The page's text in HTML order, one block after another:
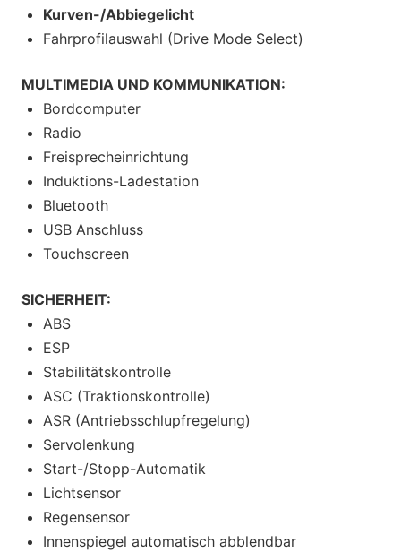
Kurven-/Abbiegelicht
Fahrprofilauswahl (Drive Mode Select)
MULTIMEDIA UND KOMMUNIKATION:
Bordcomputer
Radio
Freisprecheinrichtung
Induktions-Ladestation
Bluetooth
USB Anschluss
Touchscreen
SICHERHEIT:
ABS
ESP
Stabilitätskontrolle
ASC (Traktionskontrolle)
ASR (Antriebsschlupfregelung)
Servolenkung
Start-/Stopp-Automatik
Lichtsensor
Regensensor
Innenspiegel automatisch abblendbar